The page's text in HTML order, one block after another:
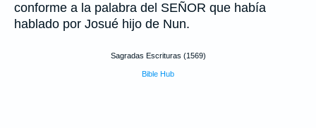
conforme a la palabra del SEÑOR que había
hablado por Josué hijo de Nun.
Sagradas Escrituras (1569)
Bible Hub